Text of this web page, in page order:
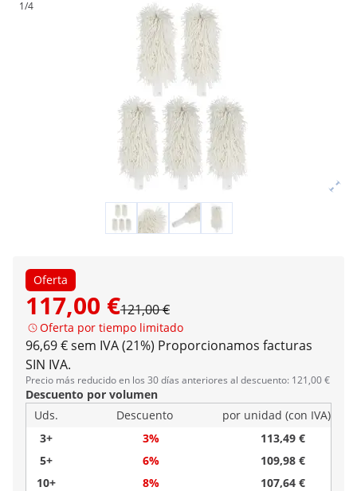
1/4
Oferta
117,00 €121,00 €
Oferta por tiempo limitado
96,69 € sem IVA (21%) Proporcionamos facturas
SIN IVA.
Precio más reducido en los 30 días anteriores al descuento: 121,00 €
Descuento por volumen
Uds.
Descuento
por unidad (con IVA)
3+
3%
113,49 €
5+
6%
109,98 €
10+
8% 107,64 €